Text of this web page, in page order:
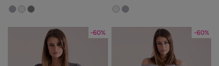
-60% -60%